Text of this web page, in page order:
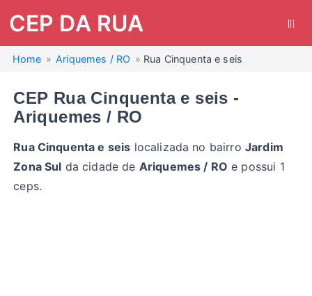
CEP DA RUA
Home Ariquemes / RO Rua Cinquenta e seis
CEP Rua Cinquenta e seis -
Ariquemes / RO
Rua Cinquenta e seis localizada no bairro Jardim
Zona Sul da cidade de Ariquemes / RO e possui 1
ceps.